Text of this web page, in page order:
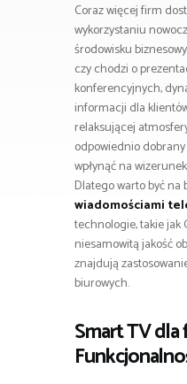
Coraz więcej firm
wykorzystaniu
środowisku
czy chodzi o
konferencyjnych,
informacji dla
relaksującej
odpowiednio
wpłynąć na
Dlatego warto być na
wiadomościami
technologie, takie jak
niesamowitą jakość
znajdują
biurowych.
Smart TV dla